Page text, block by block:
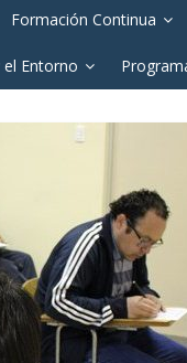
Formación Continua
Entorno